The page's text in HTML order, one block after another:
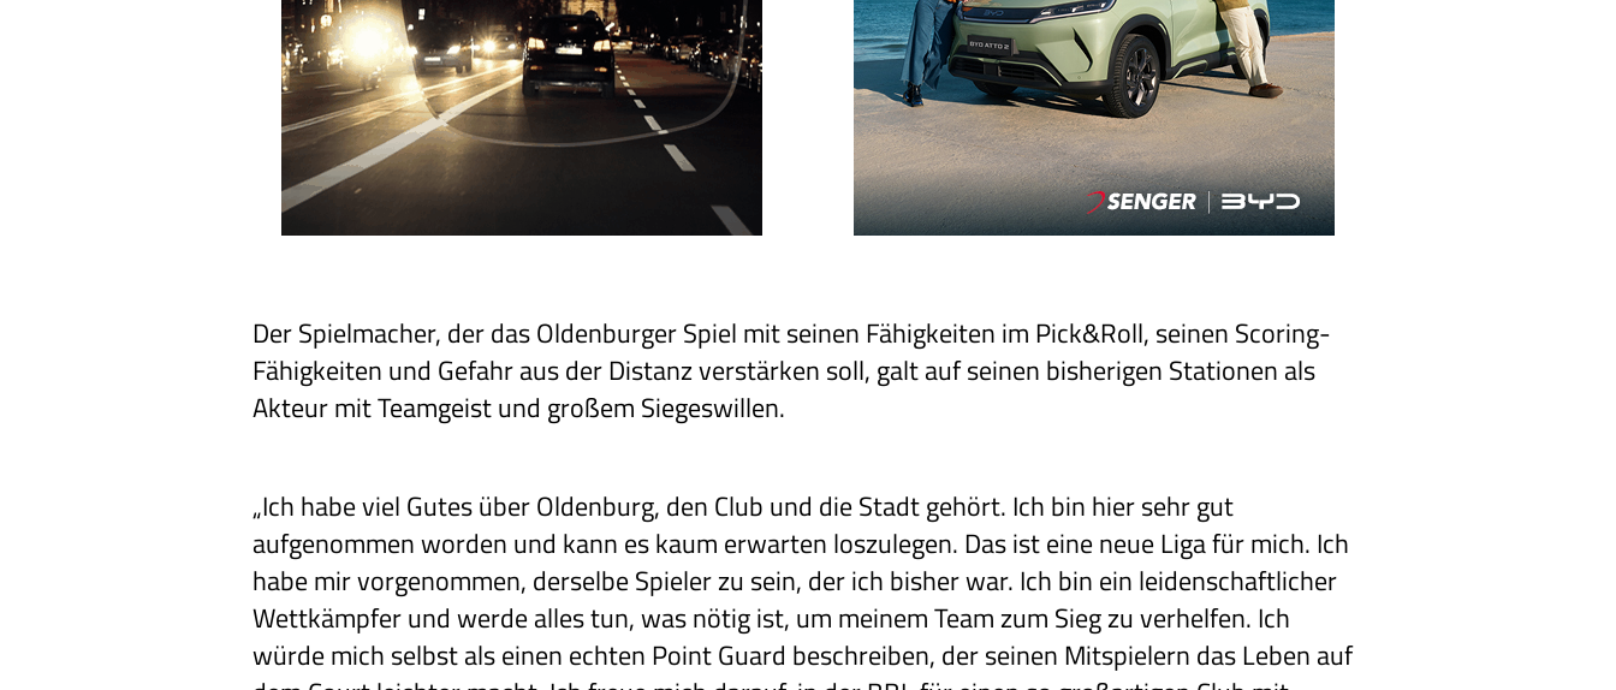
Der Spielmacher, der das Oldenburger Spiel mit seinen Fähigkeiten im Pick&Roll, seinen Scoring-
Fähigkeiten und Gefahr aus der Distanz verstärken soll, galt auf seinen bisherigen Stationen als
Akteur mit Teamgeist und großem Siegeswillen.
„Ich habe viel Gutes über Oldenburg, den Club und die Stadt gehört. Ich bin hier sehr gut
aufgenommen worden und kann es kaum erwarten loszulegen. Das ist eine neue Liga für mich. Ich
habe mir vorgenommen, derselbe Spieler zu sein, der ich bisher war. Ich bin ein leidenschaftlicher
Wettkämpfer und werde alles tun, was nötig ist, um meinem Team zum Sieg zu verhelfen. Ich
würde mich selbst als einen echten Point Guard beschreiben, der seinen Mitspielern das Leben auf